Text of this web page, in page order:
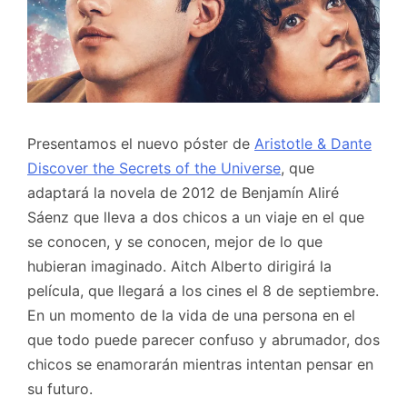
Presentamos el nuevo póster de Aristotle & Dante
Discover the Secrets of the Universe, que
adaptará la novela de 2012 de Benjamín Aliré
Sáenz que lleva a dos chicos a un viaje en el que
se conocen, y se conocen, mejor de lo que
hubieran imaginado. Aitch Alberto dirigirá la
película, que llegará a los cines el 8 de septiembre.
En un momento de la vida de una persona en el
que todo puede parecer confuso y abrumador, dos
chicos se enamorarán mientras intentan pensar en
su futuro.